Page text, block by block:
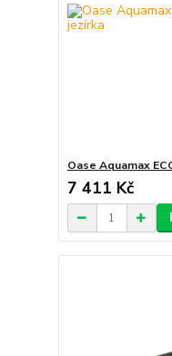
Oase Aquamax
7 411 Kč